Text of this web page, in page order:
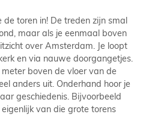
toren in! De treden zijn smal
maar als je eenmaal boven
over Amsterdam. Je loopt
en via nauwe doorgangetjes.
boven de vloer van de
anders uit. Onderhand hoor je
geschiedenis. Bijvoorbeeld
van die grote torens